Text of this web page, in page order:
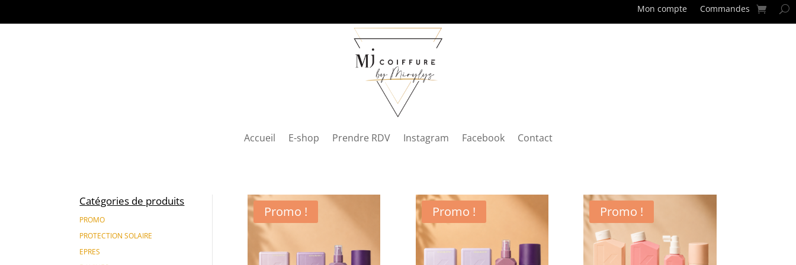
Mon compte Commandes
Accueil E-shop Prendre RDV Instagram Facebook Contact
Catégories de produits
PROMO
PROTECTION SOLAIRE
EPRES
Promo ! Promo ! Promo !